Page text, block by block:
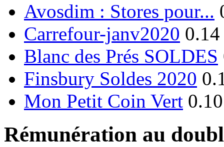
Avosdim : Stores pour...
Carrefour-janv2020
Blanc des Prés SOLDES
Finsbury Soldes 2020
Mon Petit Coin Vert
Rémunération au